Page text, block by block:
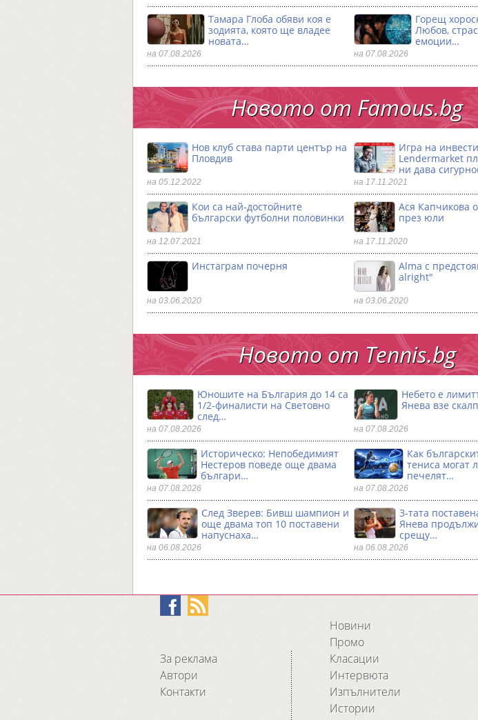
Тамара Глоба обяви коя е
зодията, която ще владее
новата…
на 07.08.2026
Горещ
Любов,
емоции…
на 07.08.2026
Новото от Famous.bg
Нов клуб става парти център на
Пловдив
на 05.12.2022
Игра на
Lendermarket
ни дава
на 17.11.2021
Кои са най-достойните
български футболни половинки
на 12.07.2021
Ася Капчикова
през юли
на 17.11.2020
Инстаграм почерня
на 03.06.2020
Alma с
alright"
на 03.06.2020
Новото от Тennis.bg
Юношите на България до 14 са
1/2-финалисти на Световно
след…
на 07.08.2026
Небето е
Янева взe
на 07.08.2026
Историческо: Непобедимият
Нестеров поведе още двама
българи…
на 07.08.2026
Как
тениса могат
печелят…
на 07.08.2026
След Зверев: Бивш шампион и
още двама топ 10 поставени
напуснаха…
на 06.08.2026
3-тата
Янева
срещу…
на 06.08.2026
За реклама
Автори
Контакти
Новини
Промо
Класации
Интервюта
Изпълнители
Истории